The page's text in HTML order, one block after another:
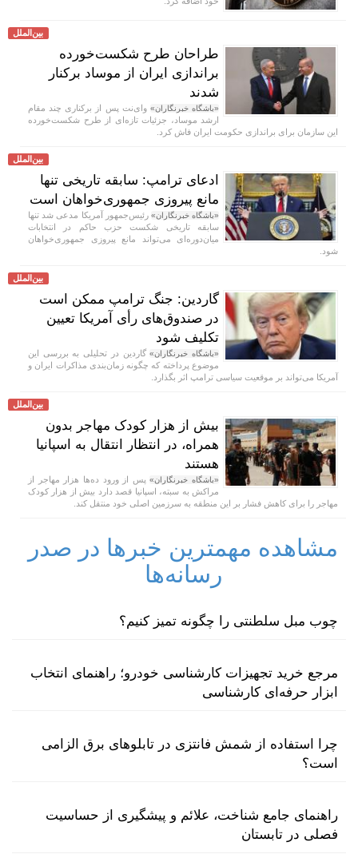
بین‌الملل
طراحان طرح شکست‌خورده
براندازی ایران از موساد برکنار
شدند
«باشگاه خبرنگاران» وای‌نت پس از برکناری چند مقام
ارشد موساد، جزئیات تازه‌ای از طرح شکست‌خورده
این سازمان برای براندازی حکومت ایران فاش کرد.
بین‌الملل
ادعای ترامپ: سابقه تاریخی تنها
مانع پیروزی جمهوری‌خواهان است
«باشگاه خبرنگاران» رئیس‌جمهور آمریکا مدعی شد تنها
سابقه تاریخی شکست حزب حاکم در انتخابات
میان‌دوره‌ای می‌تواند مانع پیروزی جمهوری‌خواهان
شود.
بین‌الملل
گاردین: جنگ ترامپ ممکن است
در صندوق‌های رأی آمریکا تعیین
تکلیف شود
«باشگاه خبرنگاران»گاردین در تحلیلی به بررسی این
موضوع پرداخته که چگونه زمان‌بندی مذاکرات ایران و
آمریکا می‌تواند بر موقعیت سیاسی ترامپ اثر بگذارد.
بین‌الملل
بیش از هزار کودک مهاجر بدون
همراه، در انتظار انتقال به اسپانیا
هستند
«باشگاه خبرنگاران»پس از ورود ده‌ها هزار مهاجر از
مراکش به سبته، اسپانیا قصد دارد بیش از هزار کودک
مهاجر را برای کاهش فشار بر این منطقه به سرزمین اصلی خود منتقل کند.
مشاهده مهمترین خبرها در صدر
رسانه‌ها
چوب مبل سلطنتی را چگونه تمیز کنیم؟
مرجع خرید تجهیزات کارشناسی خودرو؛ راهنمای انتخاب
ابزار حرفه‌ای کارشناسی
چرا استفاده از شمش فانتزی در تابلوهای برق الزامی
است؟
راهنمای جامع شناخت، علائم و پیشگیری از حساسیت
فصلی در تابستان